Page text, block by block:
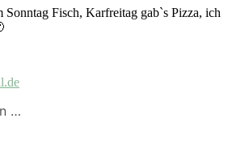
Sonntag Fisch, Karfreitag gab`s Pizza, ich
…